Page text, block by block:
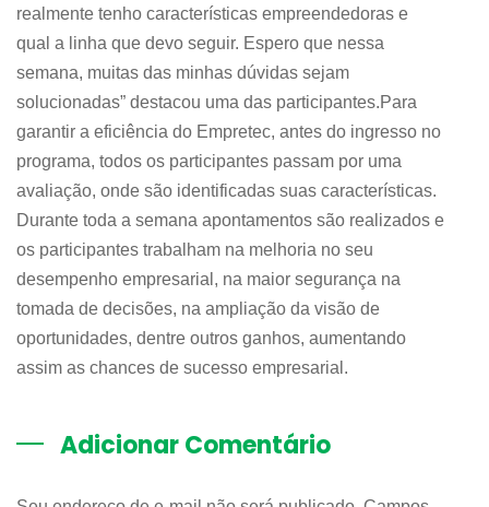
realmente tenho características empreendedoras e
qual a linha que devo seguir. Espero que nessa
semana, muitas das minhas dúvidas sejam
solucionadas” destacou uma das participantes.Para
garantir a eficiência do Empretec, antes do ingresso no
programa, todos os participantes passam por uma
avaliação, onde são identificadas suas características.
Durante toda a semana apontamentos são realizados e
os participantes trabalham na melhoria no seu
desempenho empresarial, na maior segurança na
tomada de decisões, na ampliação da visão de
oportunidades, dentre outros ganhos, aumentando
assim as chances de sucesso empresarial.
Adicionar Comentário